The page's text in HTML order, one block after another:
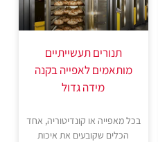
תנורים תעשייתיים
מותאמים לאפייה בקנה
מידה גדול
בכל מאפייה או קונדיטוריה, אחד
הכלים שקובעים את איכות